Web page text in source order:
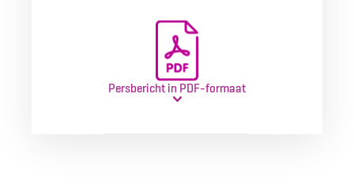
Persbericht in PDF-formaat